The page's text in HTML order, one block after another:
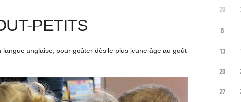
PETITS
langue anglaise, pour goûter dès le plus jeune âge au goût
29
6
13
20
27